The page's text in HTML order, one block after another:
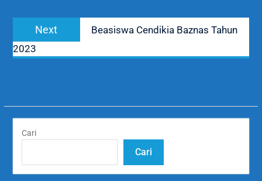
Next
post:
Beasiswa Cendikia Baznas Tahun
2023
Cari
Cari